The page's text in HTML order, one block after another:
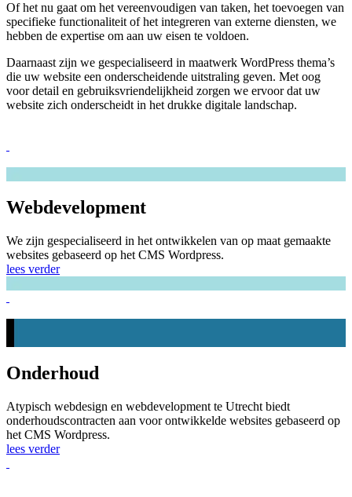
Of het nu gaat om het vereenvoudigen van taken, het toevoegen van
specifieke functionaliteit of het integreren van externe diensten, we
hebben de expertise om aan uw eisen te voldoen.
Daarnaast zijn we gespecialiseerd in maatwerk WordPress thema’s
die uw website een onderscheidende uitstraling geven. Met oog
voor detail en gebruiksvriendelijkheid zorgen we ervoor dat uw
website zich onderscheidt in het drukke digitale landschap.
Webdevelopment
We zijn gespecialiseerd in het ontwikkelen van op maat gemaakte
websites gebaseerd op het CMS Wordpress.
lees verder
Onderhoud
Atypisch webdesign en webdevelopment te Utrecht biedt
onderhoudscontracten aan voor ontwikkelde websites gebaseerd op
het CMS Wordpress.
lees verder